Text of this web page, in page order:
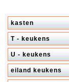
kasten
T - keukens
U - keukens
eiland keukens